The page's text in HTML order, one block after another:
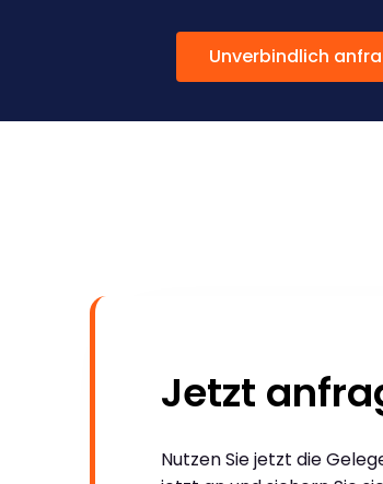
Unverbindlich
Jetzt
Nutzen Sie jetzt die